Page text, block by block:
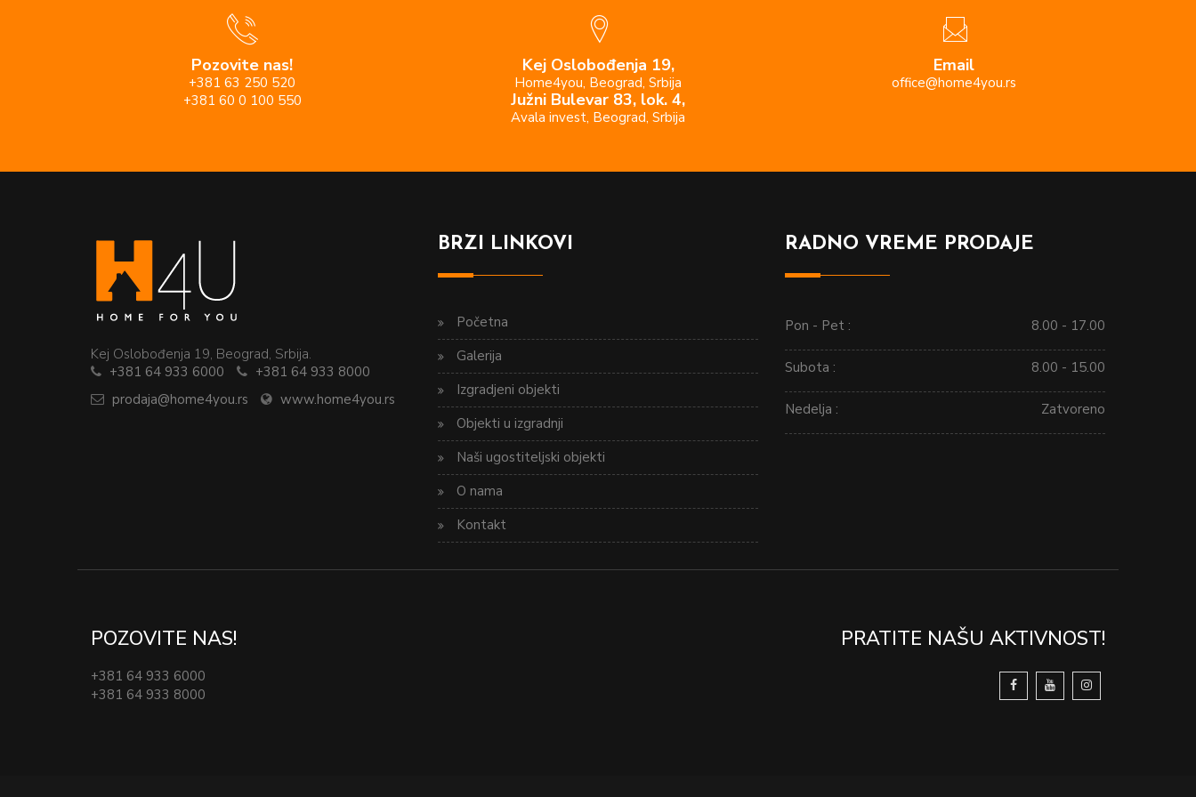
Pozovite nas!
+381 63 250 520
+381 60 0 100 550
Kej Oslobođenja 19,
Home4you, Beograd, Srbija
Južni Bulevar 83, lok. 4,
Avala invest, Beograd, Srbija
Email
office@home4you.rs
Kej Oslobođenja 19, Beograd, Srbija.
+381 64 933 6000
+381 64 933 8000
prodaja@home4you.rs
www.home4you.rs
BRZI LINKOVI
Početna
Galerija
Izgradjeni objekti
Objekti u izgradnji
Naši ugostiteljski objekti
O nama
Kontakt
RADNO VREME PRODAJE
Pon - Pet : 8.00 - 17.00
Subota : 8.00 - 15.00
Nedelja : Zatvoreno
POZOVITE NAS!
+381 64 933 6000
+381 64 933 8000
PRATITE NAŠU AKTIVNOST!